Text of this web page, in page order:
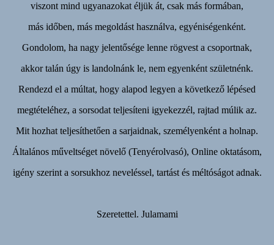
viszont mind ugyanazokat éljük át, csak más formában,
más időben, más megoldást használva, egyéniségenként.
Gondolom, ha nagy jelentősége lenne rögvest a csoportnak,
akkor talán úgy is landolnánk le, nem egyenként születnénk.
Rendezd el a múltat, hogy alapod legyen a következő lépésed
megtételéhez, a sorsodat teljesíteni igyekezzél, rajtad múlik az.
Mit hozhat teljesíthetően a sarjaidnak, személyenként a holnap.
Általános műveltséget növelő (Tenyérolvasó), Online oktatásom,
igény szerint a sorsukhoz neveléssel, tartást és méltóságot adnak.
Szeretettel. Julamami